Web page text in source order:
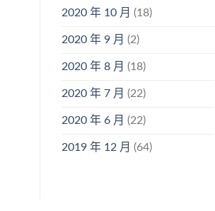
2020 年 10 月 (18)
2020 年 9 月 (2)
2020 年 8 月 (18)
2020 年 7 月 (22)
2020 年 6 月 (22)
2019 年 12 月 (64)